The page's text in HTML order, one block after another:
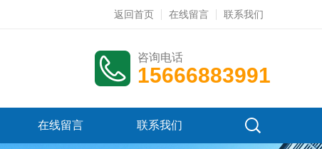
返回首页 在线留言 联系我们
咨询电话
15666883991
在线留言 联系我们